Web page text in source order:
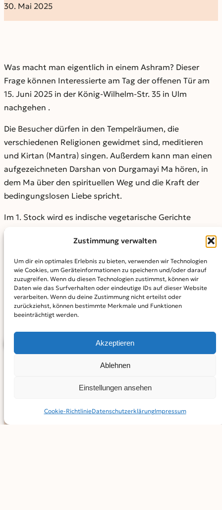
Zustimmung verwalten
Um dir ein optimales Erlebnis zu bieten, verwenden wir Technologien
wie Cookies, um Geräteinformationen zu speichern und/oder darauf
zuzugreifen. Wenn du diesen Technologien zustimmst, können wir
Daten wie das Surfverhalten oder eindeutige IDs auf dieser Website
verarbeiten. Wenn du deine Zustimmung nicht erteilst oder
zurückziehst, können bestimmte Merkmale und Funktionen
beeinträchtigt werden.
Akzeptieren
Ablehnen
Einstellungen ansehen
Cookie-RichtlinieDatenschutz­erklärungImpressum
30. Mai 2025
Was macht man eigentlich in einem Ashram? Dieser
Frage können Interessierte am Tag der offenen Tür am
15. Juni 2025 in der König-Wilhelm-Str. 35 in Ulm
nachgehen .
Die Besucher dürfen in den Tempelräumen, die
verschiedenen Religionen gewidmet sind, meditieren
und Kirtan (Mantra) singen. Außerdem kann man einen
aufgezeichneten Darshan von Durgamayi Ma hören, in
dem Ma über den spirituellen Weg und die Kraft der
bedingungslosen Liebe spricht.
Im 1. Stock wird es indische vegetarische Gerichte
geben, sowie Kaffee und selbstgebackene Kuchen und
Torten aus dem Förderverein des Ashram. Ein weiteres
Angebot ist der Flohmarkt für Erwachsene und ein
großer Flohmarkt-Tisch für Kinder, dessen Erlös der
Aktion 100 000 zugute kommt.
Der Ashram ist am 15. Juni 2025 von 11 bis 18 Uhr
geöffnet.
SERVICE